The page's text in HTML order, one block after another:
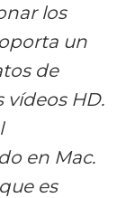
los
un
de
vídeos HD.
en Mac.
es